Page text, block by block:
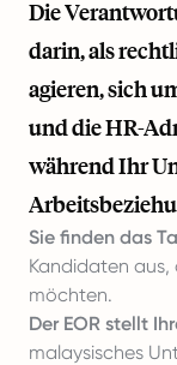
Die
darin, als
agieren, sich
und die HR-
während Ihr
Sie finden das
Kandidaten aus,
möchten.
Der EOR stellt
malaysisches